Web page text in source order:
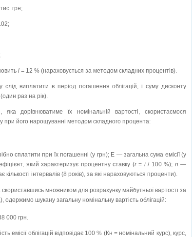
грн;
і = 12 % (нараховується за методом складних процентів).
слід виплатити в період погашення облігацій, і суму дисконту
раз на рік).
дорівнюватиме їх номінальній вартості, скористаємося
при його нарощуванні методом складного процента:
сплатити при їх погашенні (у грн); Е — загальна сума емісії (у
який характеризує процентну ставку (r= i/ 100 %); n —
кількості інтервалів (8 років), за які нараховуються проценти).
множником для розрахунку майбутньої вартості за
шукану загальну номінальну вартість облігацій:
000 грн.
емісії облігацій відповідає 100 % (Кн = номінальний курс), курс,